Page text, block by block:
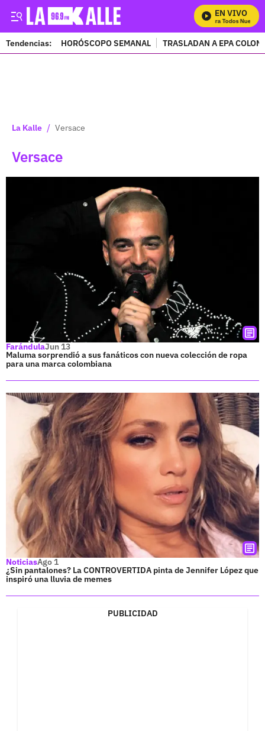
EN VIVO
Mira Todos Nuestros
Tendencias: HORÓSCOPO SEMANAL TRASLADAN A EPA
La Kalle / Versace
Versace
FarándulaJun 13
Maluma sorprendió a sus fanáticos con nueva colección de ropa
para una marca colombiana
NoticiasAgo 1
¿Sin pantalones? La CONTROVERTIDA pinta de Jennifer López que
inspiró una lluvia de memes
PUBLICIDAD